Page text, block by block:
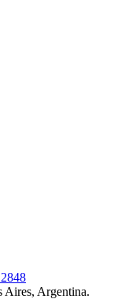
Aires, Argentina.